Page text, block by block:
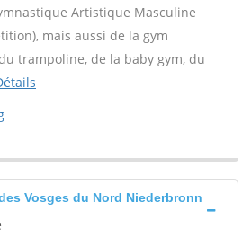
Artistique Masculine
mais aussi de la gym
trampoline, de la baby gym, du
Vosges du Nord Niederbronn